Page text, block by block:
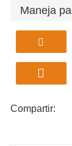
Maneja
cuenta
manipular
Compartir: